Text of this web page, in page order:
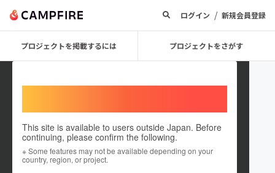
ログイン / 新規会員登録
プロジェクトを掲載するには プロジェクトをさがす
This site is available to users outside Japan. Before
continuing, please confirm the following.
※ Some features may not be available depending on your
country, region, or project.
寿司職人 前島